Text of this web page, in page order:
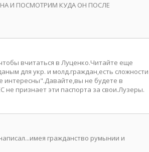
И ПОСМОТРИМ КУДА ОН ПОСЛЕ
вчитаться в Луценко.Читайте еще
для укр. и молд.граждан,есть сложности
интересны".Давайте,вы не будете в
не признает эти паспорта за свои.Лузеры.
гражданство румынии и